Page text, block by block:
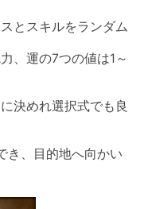
とスキルをランダム
、運の7つの値は1～
決めれ選択式でも良
き、目的地へ向かい